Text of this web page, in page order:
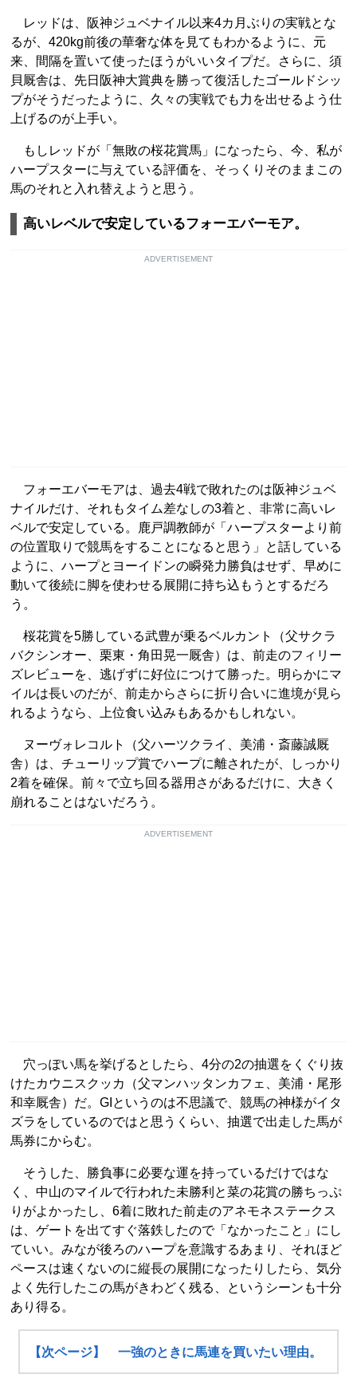
レッドは、阪神ジュベナイル以来4カ月ぶりの実戦とな
るが、420kg前後の華奢な体を見てもわかるように、元
来、間隔を置いて使ったほうがいいタイプだ。さらに、須
貝厩舎は、先日阪神大賞典を勝って復活したゴールドシッ
プがそうだったように、久々の実戦でも力を出せるよう仕
上げるのが上手い。
もしレッドが「無敗の桜花賞馬」になったら、今、私が
ハープスターに与えている評価を、そっくりそのままこの
馬のそれと入れ替えようと思う。
高いレベルで安定しているフォーエバーモア。
ADVERTISEMENT
フォーエバーモアは、過去4戦で敗れたのは阪神ジュベ
ナイルだけ、それもタイム差なしの3着と、非常に高いレ
ベルで安定している。鹿戸調教師が「ハープスターより前
の位置取りで競馬をすることになると思う」と話している
ように、ハープとヨーイドンの瞬発力勝負はせず、早めに
動いて後続に脚を使わせる展開に持ち込もうとするだろ
う。
桜花賞を5勝している武豊が乗るベルカント（父サクラ
バクシンオー、栗東・角田晃一厩舎）は、前走のフィリー
ズレビューを、逃げずに好位につけて勝った。明らかにマ
イルは長いのだが、前走からさらに折り合いに進境が見ら
れるようなら、上位食い込みもあるかもしれない。
ヌーヴォレコルト（父ハーツクライ、美浦・斎藤誠厩
舎）は、チューリップ賞でハープに離されたが、しっかり
2着を確保。前々で立ち回る器用さがあるだけに、大きく
崩れることはないだろう。
ADVERTISEMENT
穴っぽい馬を挙げるとしたら、4分の2の抽選をくぐり抜
けたカウニスクッカ（父マンハッタンカフェ、美浦・尾形
和幸厩舎）だ。GIというのは不思議で、競馬の神様がイタ
ズラをしているのではと思うくらい、抽選で出走した馬が
馬券にからむ。
そうした、勝負事に必要な運を持っているだけではな
く、中山のマイルで行われた未勝利と菜の花賞の勝ちっぷ
りがよかったし、6着に敗れた前走のアネモネステークス
は、ゲートを出てすぐ落鉄したので「なかったこと」にし
ていい。みなが後ろのハープを意識するあまり、それほど
ペースは速くないのに縦長の展開になったりしたら、気分
よく先行したこの馬がきわどく残る、というシーンも十分
あり得る。
【次ページ】 一強のときに馬連を買いたい理由。